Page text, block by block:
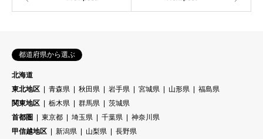
都道府県から選ぶ
北海道
東北地区
青森県 秋田県 岩手県 宮城県 山形県
福島県
関東地区
栃木県 群馬県
茨城県
首都圏
東京都 埼玉県 千葉県
神奈川県
甲信越地区
新潟県 山梨県
長野県